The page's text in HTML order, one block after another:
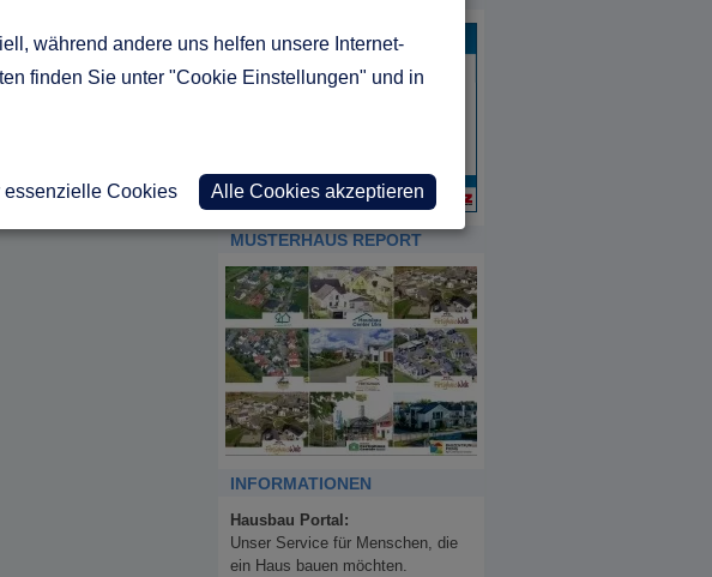
MUSTERHAUS REPORT
INFORMATIONEN
Hausbau Portal:
Unser Service für Menschen, die
ein Haus bauen möchten.
während andere uns helfen unsere Internet-
finden Sie unter "Cookie Einstellungen" und in
essenzielle Cookies Alle Cookies akzeptieren